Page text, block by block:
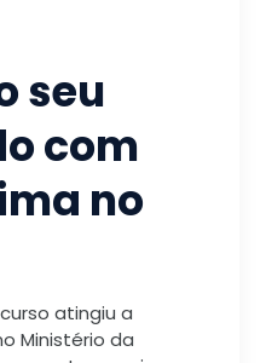
seu
com
no
atingiu a
Ministério da